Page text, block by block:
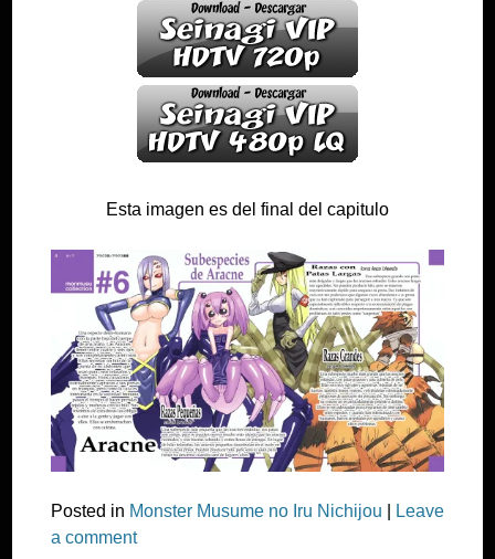
Esta imagen es del final del capitulo
Posted in Monster Musume no Iru Nichijou
Leave
a comment